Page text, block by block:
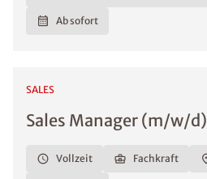
Ab sofort
SALES
Sales Manager (m/w/d)
Vollzeit Fachkraft